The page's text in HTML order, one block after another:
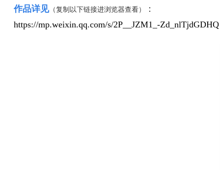
作品详见 （复制以下链接进浏览器查看）
：
https://mp.weixin.qq.com/s/2P__JZM1_-Zd_nlTjdGDHQ